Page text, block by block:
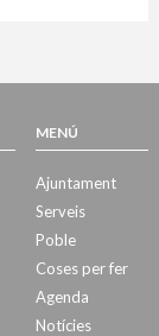
MENÚ
Ajuntament
Serveis
Poble
Coses per fer
Agenda
Notícies